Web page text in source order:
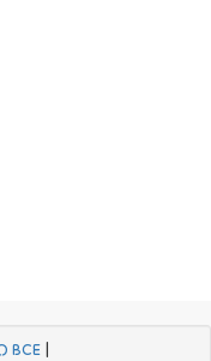
BCE|